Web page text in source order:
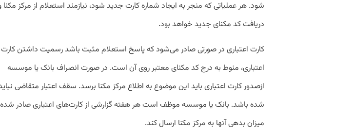
شود. هر عملیاتی که منجر به ایجاد شماره کارت جدید شود، نیازمند استعلام از مرکز مکنا
دریافت کد مکنای جدید خواهد بود.
کارت اعتباری در صورتی صادر می‌شود که پاسخ استعلام مثبت باشد رسمیت داشتن کارت
اعتباری، منوط به درج کد مکنای معتبر روی آن است. در صورت انصراف بانک یا موسسه
ازصدور کارت اعتباری باید این موضوع به اطلاع مرکز مکنا برسد. سقف اعتبار متقاضی
شده باشد. بانک یا موسسه موظف است هر هفته گزارشی از کارت‌های اعتباری صادر
میزان بدهی آنها به مرکز مکنا ارسال کند.